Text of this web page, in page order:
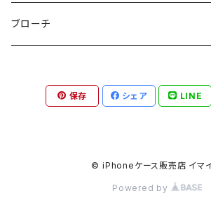
ミラー
ハンドタオル
ヘアピン
ヘアクリップ
セットピアス
イヤーカフ
ブローチ
保存 シェア LINE
© iPhoneケース販売店 イマ
Powered by